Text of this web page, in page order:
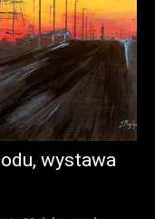
wystawa